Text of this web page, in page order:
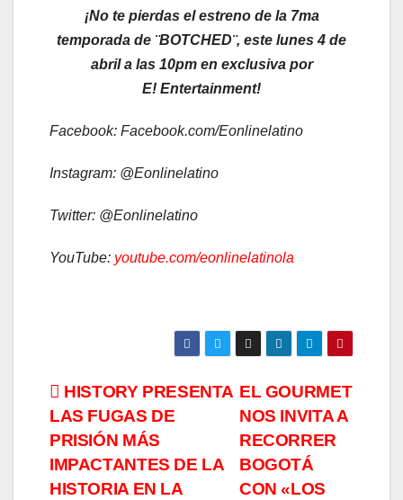
¡No te pierdas el estreno de la 7ma
temporada de ¨BOTCHED¨, este lunes 4 de
abril a las 10pm en exclusiva por
E! Entertainment!
Facebook: Facebook.com/Eonlinelatino
Instagram: @Eonlinelatino
Twitter: @Eonlinelatino
YouTube: youtube.com/eonlinelatinola
Navegación
de
entradas
EL GOURMET
NOS INVITA A
RECORRER
BOGOTÁ
CON «LOS
HISTORY PRESENTA
LAS FUGAS DE
PRISIÓN MÁS
IMPACTANTES DE LA
HISTORIA EN LA